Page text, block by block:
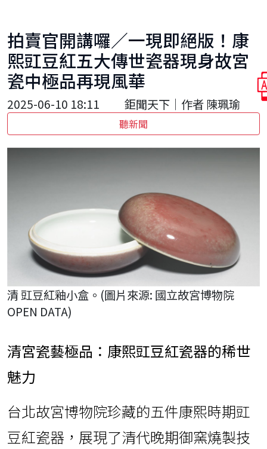
拍賣官開講囉／一現即絕版！康
熙豇豆紅五大傳世瓷器現身故宮
瓷中極品再現風華
2025-06-10 18:11 鉅聞天下｜作者 陳珮瑜
聽新聞
清 豇豆紅釉小盒。(圖片來源: 國立故宮博物院
OPEN DATA)
清宮瓷藝極品：康熙豇豆紅瓷器的稀世
魅力
台北故宮博物院珍藏的五件康熙時期豇
豆紅瓷器，展現了清代晚期御窯燒製技